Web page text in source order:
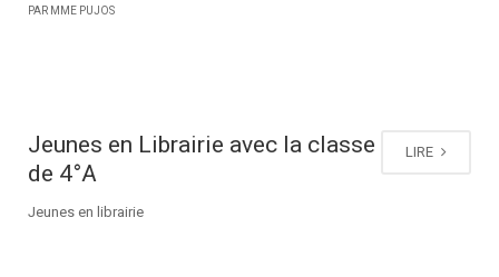
PAR MME PUJOS
LIRE
Jeunes en Librairie avec la classe
de 4°A
Jeunes en librairie